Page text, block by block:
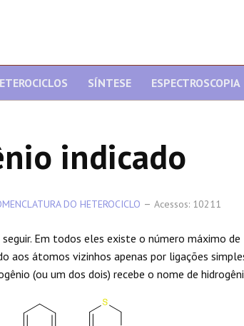
SÍNTESE ESPECTROSCOPIA
indicado
DO HETEROCICLO Acessos: 10211
Em todos eles existe o número máximo
aos átomos vizinhos apenas por ligações
(ou um dos dois) recebe o nome de